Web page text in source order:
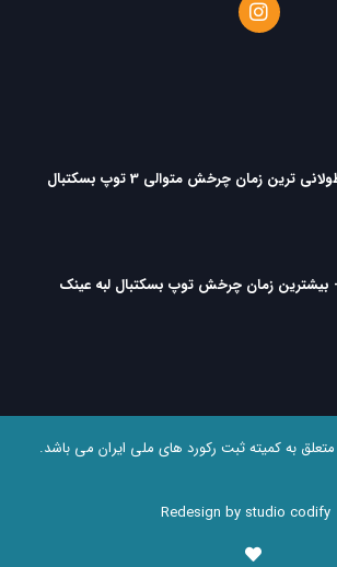
ترین زمان چرخش متوالی 3 توپ بسکتبال
بیشترین زمان چرخش توپ بسکتبال لبه عینک
به کمیته ثبت رکورد های ملی ایران می باشد.
Redesign by studio codify